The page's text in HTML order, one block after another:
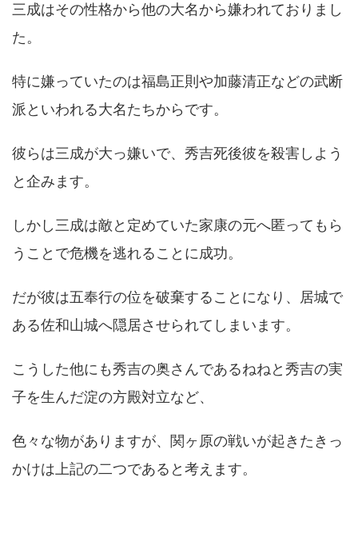
三成はその性格から他の大名から嫌われておりまし
た。
特に嫌っていたのは福島正則や加藤清正などの武断
派といわれる大名たちからです。
彼らは三成が大っ嫌いで、秀吉死後彼を殺害しよう
と企みます。
しかし三成は敵と定めていた家康の元へ匿ってもら
うことで危機を逃れることに成功。
だが彼は五奉行の位を破棄することになり、居城で
ある佐和山城へ隠居させられてしまいます。
こうした他にも秀吉の奥さんであるねねと秀吉の実
子を生んだ淀の方殿対立など、
色々な物がありますが、関ヶ原の戦いが起きたきっ
かけは上記の二つであると考えます。